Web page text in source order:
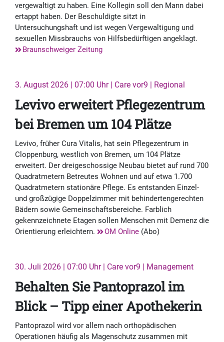
vergewaltigt zu haben. Eine Kollegin soll den Mann dabei
ertappt haben. Der Beschuldigte sitzt in
Untersuchungshaft und ist wegen Vergewaltigung und
sexuellen Missbrauchs von Hilfsbedürftigen angeklagt.
Braunschweiger Zeitung
3. August 2026 | 07:00 Uhr | Care vor9 | Regional
Levivo erweitert Pflegezentrum
bei Bremen um 104 Plätze
Levivo, früher Cura Vitalis, hat sein Pflegezentrum in
Cloppenburg, westlich von Bremen, um 104 Plätze
erweitert. Der dreigeschossige Neubau bietet auf rund 700
Quadratmetern Betreutes Wohnen und auf etwa 1.700
Quadratmetern stationäre Pflege. Es entstanden Einzel-
und großzügige Doppelzimmer mit behindertengerechten
Bädern sowie Gemeinschaftsbereiche. Farblich
gekennzeichnete Etagen sollen Menschen mit Demenz die
Orientierung erleichtern.
OM Online (Abo)
30. Juli 2026 | 07:00 Uhr | Care vor9 | Management
Behalten Sie Pantoprazol im
Blick – Tipp einer Apothekerin
Pantoprazol wird vor allem nach orthopädischen
Operationen häufig als Magenschutz zusammen mit